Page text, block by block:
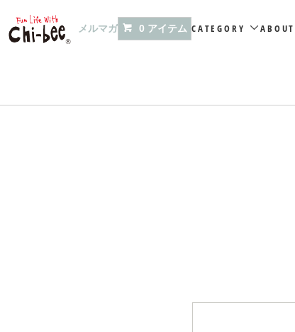
メルマガ 0 アイテム CATEGORY ABOUT